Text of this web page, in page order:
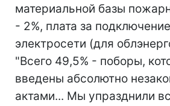
материальной базы
- 2%, плата за
электросети (для
"Всего 49,5% - поборы,
введены абсолютно
актами... Мы упразднили